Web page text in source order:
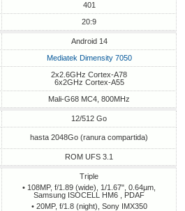
401
20:9
Android 14
Mediatek Dimensity 7050
2x2.6GHz Cortex-A78
6x2GHz Cortex-A55
Mali-G68 MC4, 800MHz
12/512 Go
hasta 2048Go (ranura compartida)
ROM UFS 3.1
Triple
• 108MP, f/1.89 (wide), 1/1.67", 0.64µm,
Samsung ISOCELL HM6 , PDAF
• 20MP, f/1.8 (night), Sony IMX350